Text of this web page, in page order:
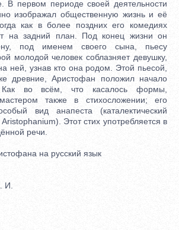
В первом периоде своей деятельности
изображал общественную жизнь и её
как в более поздних его комедиях
на задний план. Под конец жизни он
под именем своего сына, пьесу
молодой человек соблазняет девушку,
ней, узнав кто она родом. Этой пьесой,
древние, Аристофан положил начало
во всём, что касалось формы,
также в стихосложении; его
вид анапеста (каталектический
Этот стих употребляется в
речи.
на русский язык
И.